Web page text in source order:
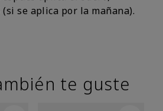
(si se aplica por la mañana).
te guste